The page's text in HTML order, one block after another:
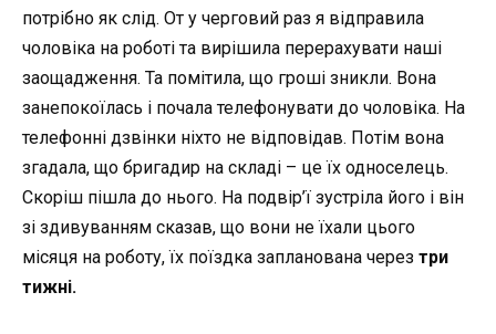
потрібно як слід. От у черговий раз я відправила
чоловіка на роботі та вирішила перерахувати наші
заощадження. Та помітила, що гроші зникли. Вона
занепокоїлась і почала телефонувати до чоловіка. На
телефонні дзвінки ніхто не відповідав. Потім вона
згадала, що бригадир на складі – це їх односелець.
Скоріш пішла до нього. На подвір’ї зустріла його і він
зі здивуванням сказав, що вони не їхали цього
місяця на роботу, їх поїздка запланована через три
тижні.